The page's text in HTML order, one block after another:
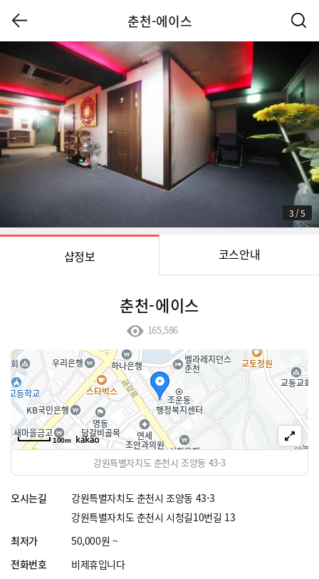
춘천-에이스
3 /5
샵정보 코스안내
춘천-에이스
165,586
100m
강원특별자치도 춘천시 조양동 43-3
오시는길
강원특별자치도 춘천시 조양동 43-3
강원특별자치도 춘천시 시청길10번길 13
최저가
50,000원 ~
전화번호
비제휴입니다